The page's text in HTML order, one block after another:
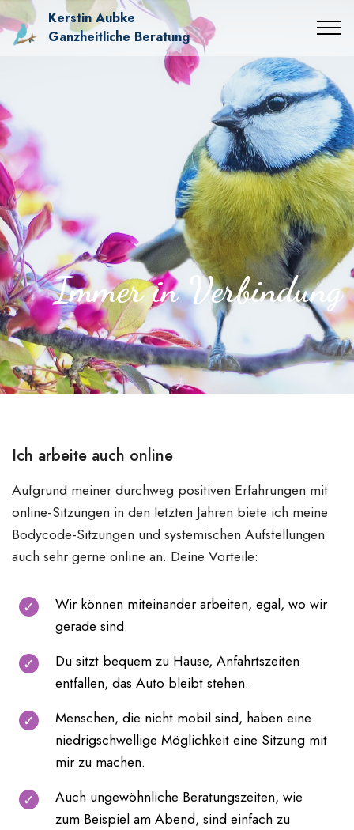
Kerstin Aubke
Ganzheitliche Beratung
Immer in Verbindung
Ich arbeite auch online
Aufgrund meiner durchweg positiven Erfahrungen mit
online-Sitzungen in den letzten Jahren biete ich meine
Bodycode-Sitzungen und systemischen Aufstellungen
auch sehr gerne online an. Deine Vorteile:
Wir können miteinander arbeiten, egal, wo wir
gerade sind.
Du sitzt bequem zu Hause, Anfahrtszeiten
entfallen, das Auto bleibt stehen.
Menschen, die nicht mobil sind, haben eine
niedrigschwellige Möglichkeit eine Sitzung mit
mir zu machen.
Auch ungewöhnliche Beratungszeiten, wie
zum Beispiel am Abend, sind einfach zu